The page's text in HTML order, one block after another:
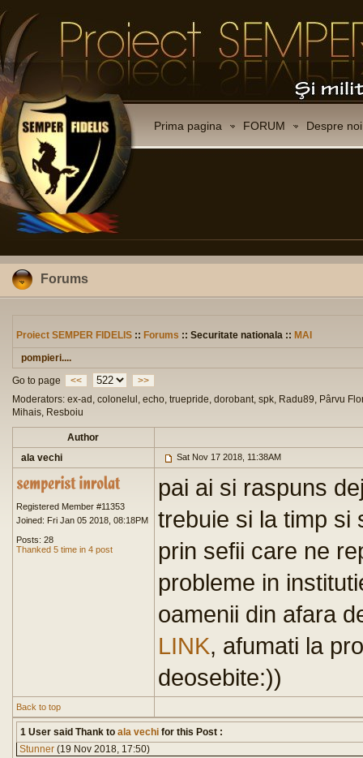
Prima pagina FORUM Despre noi
Forums
Proiect SEMPER FIDELIS :: Forums :: Securitate nationala :: MAI
pompieri....
Go to page
<<
>>
Moderators: ex-ad, colonelul, echo, truepride, dorobant, spk, Radu89, Pârvu
Mihais, Resboiu
Author
ala vechi
Sat Nov 17 2018, 11:38AM
Registered Member #11353
Joined: Fri Jan 05 2018, 08:18PM
Posts: 28
Thanked 5 time in 4 post
pai ai si raspuns
trebuie si la timp si
prin sefii care ne
probleme in
oamenii din afara
LINK, afumati la
deosebite:))
Back to top
1 User said Thank to ala vechi for this Post :
Stunner (19 Nov 2018, 17:50)